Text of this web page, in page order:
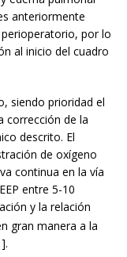
anteriormente
por lo
al inicio del cuadro
siendo prioridad el
corrección de la
descrito. El
de oxígeno
continua en la vía
entre 5-10
y la relación
gran manera a la
].